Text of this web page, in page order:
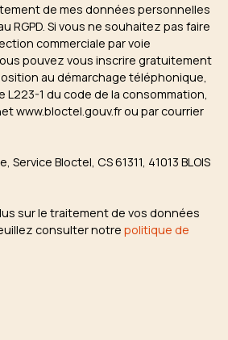
de mes données personnelles
RGPD. Si vous ne souhaitez pas faire
commerciale par voie
pouvez vous inscrire gratuitement
au démarchage téléphonique,
L223-1 du code de la consommation,
www.bloctel.gouv.fr ou par courrier
Service Bloctel, CS 61311, 41013 BLOIS
sur le traitement de vos données
consulter notre politique de